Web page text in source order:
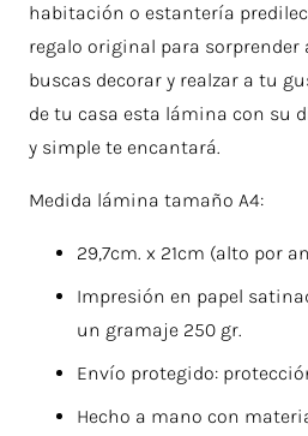
habitación o estantería
regalo original para sorprender
buscas decorar y realzar a tu
de tu casa esta lámina con su
y simple te encantará.
Medida lámina tamaño A4:
29,7cm. x 21cm (alto por
Impresión en papel
un gramaje 250 gr.
Envío protegido:
Hecho a mano con